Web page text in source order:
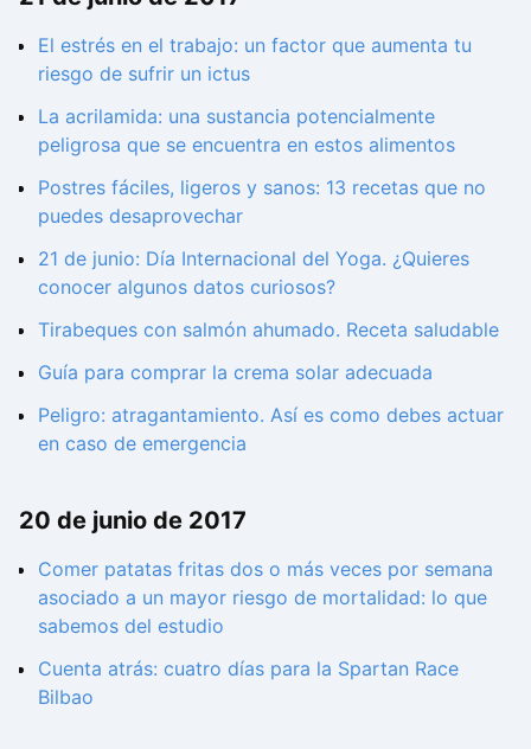
El estrés en el trabajo: un factor que aumenta tu
riesgo de sufrir un ictus
La acrilamida: una sustancia potencialmente
peligrosa que se encuentra en estos alimentos
Postres fáciles, ligeros y sanos: 13 recetas que no
puedes desaprovechar
21 de junio: Día Internacional del Yoga. ¿Quieres
conocer algunos datos curiosos?
Tirabeques con salmón ahumado. Receta saludable
Guía para comprar la crema solar adecuada
Peligro: atragantamiento. Así es como debes actuar
en caso de emergencia
20 de junio de 2017
Comer patatas fritas dos o más veces por semana
asociado a un mayor riesgo de mortalidad: lo que
sabemos del estudio
Cuenta atrás: cuatro días para la Spartan Race
Bilbao